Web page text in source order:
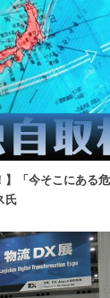
】「今そこにあ
氏